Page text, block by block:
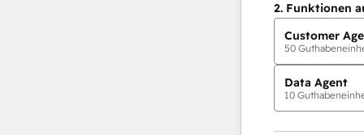
2. Funktionen
Customer
50
Data Agent
10